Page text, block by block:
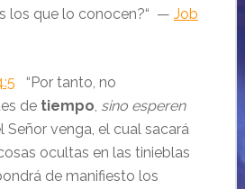
los que lo conocen?“ — Job
“Por tanto, no
de tiempo sino esperen
Señor venga, el cual sacará
ocultas en las tinieblas
de manifiesto los